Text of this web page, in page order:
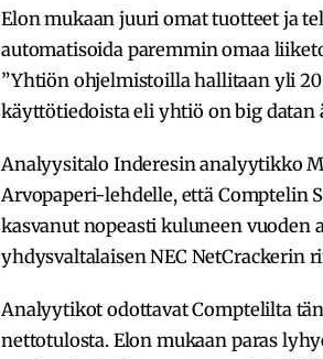
Elon mukaan juuri omat tuotteet ja
automatisoida paremmin omaa
”Yhtiön ohjelmistoilla hallitaan yli
käyttötiedoista eli yhtiö on big datan
Analyysitalo Inderesin analyytikko
Arvopaperi-lehdelle, että Comptelin
kasvanut nopeasti kuluneen vuoden
yhdysvaltalaisen NEC NetCrackerin
Analyytikot odottavat Comptelilta
nettotulosta. Elon mukaan paras